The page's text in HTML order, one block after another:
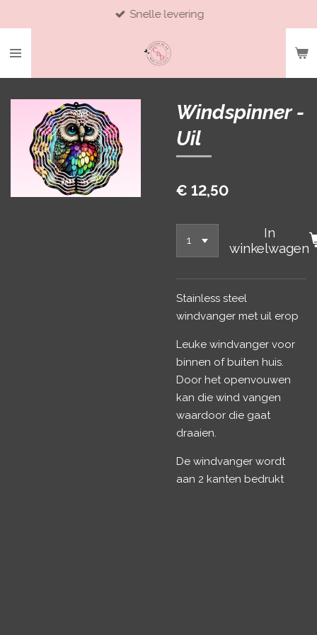
naar
Snelle levering
Windspinner -
Uil
€ 12,50
In
winkelwagen
Stainless steel
windvanger met uil erop
Leuke windvanger voor
binnen of buiten huis.
Door het openvouwen
kan die wind vangen
waardoor die gaat
draaien.
De windvanger wordt
aan 2 kanten bedrukt